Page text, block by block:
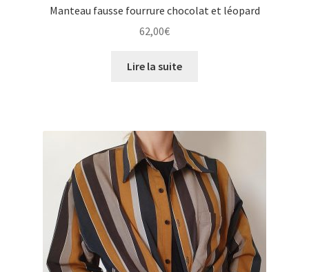
Manteau fausse fourrure chocolat et léopard
62,00€
Lire la suite